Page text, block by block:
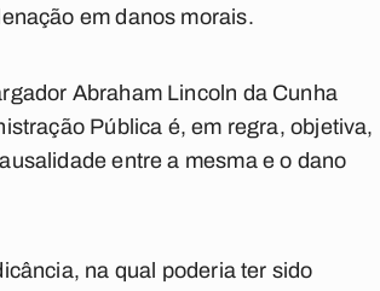
em danos morais.
Abraham Lincoln da Cunha
Pública é, em regra, objetiva,
entre a mesma e o dano
na qual poderia ter sido